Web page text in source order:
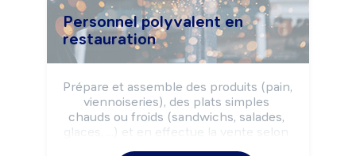
Personnel polyvalent en
restauration
Prépare et assemble des produits (pain,
viennoiseries), des plats simples
chauds ou froids (sandwichs, salades,
glaces, ...) et en effectue la vente selon